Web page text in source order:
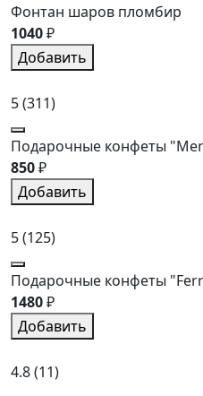
Фонтан шаров пломбир
1040₽
Добавить
5(311)
Подарочные конфеты
850₽
Добавить
5(125)
Подарочные конфеты
1480₽
Добавить
4.8(11)